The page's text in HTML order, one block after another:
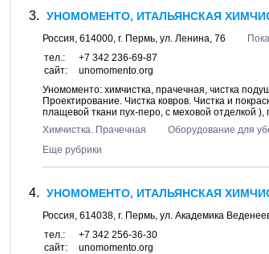
УНОМОМЕНТО, ИТАЛЬЯНСКАЯ
Россия, 614000, г. Пермь, ул. Ленина, 76
тел.:
+7 342 236-69-87
сайт:
unomomento.org
Уномоменто: химчистка, прачечная, чистка
Проектирование. Чистка ковров. Чистка и
плащевой ткани пух-перо, с меховой отделкой ),
Химчистка. Прачечная
Оборудование для
Еще рубрики
УНОМОМЕНТО, ИТАЛЬЯНСКАЯ
Россия, 614038, г. Пермь, ул. Академика
тел.:
+7 342 256-36-30
сайт:
unomomento.org